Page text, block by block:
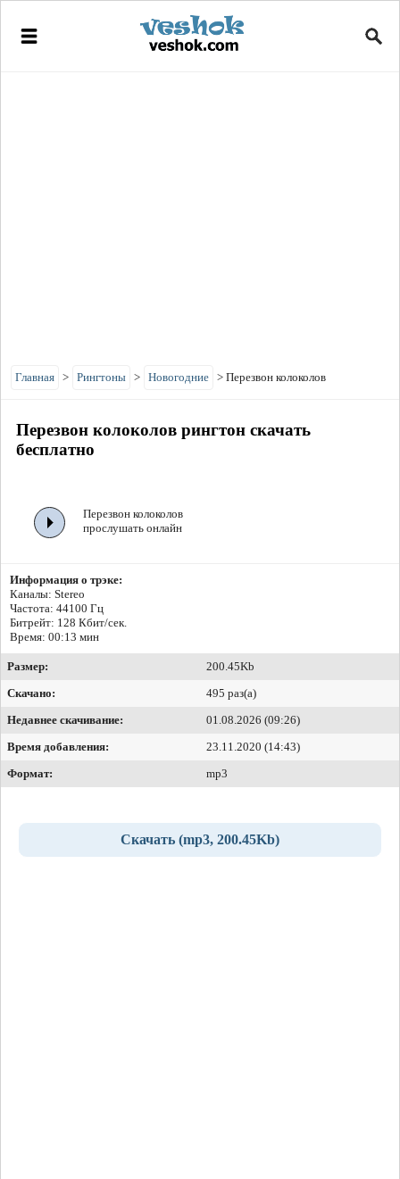
Главная > Рингтоны > Новогодние > Перезвон колоколов
Перезвон колоколов рингтон скачать
бесплатно
Перезвон колоколов
прослушать онлайн
Информация о трэке:
Каналы: Stereo
Частота: 44100 Гц
Битрейт: 128 Кбит/сек.
Время: 00:13 мин
Размер:
200.45Kb
Скачано:
495 раз(а)
Недавнее скачивание:
01.08.2026 (09:26)
Время добавления:
23.11.2020 (14:43)
Формат:
mp3
Скачать (mp3, 200.45Kb)